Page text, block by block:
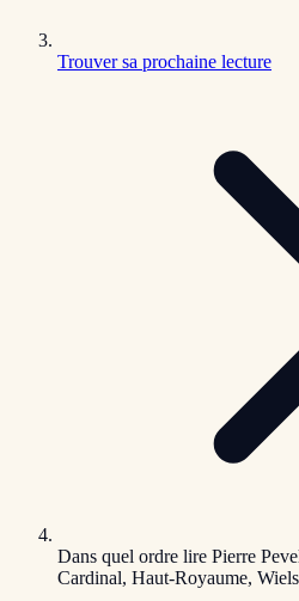
Trouver sa prochaine lecture
Dans quel ordre lire Pierre
Cardinal, Haut-Royaume,